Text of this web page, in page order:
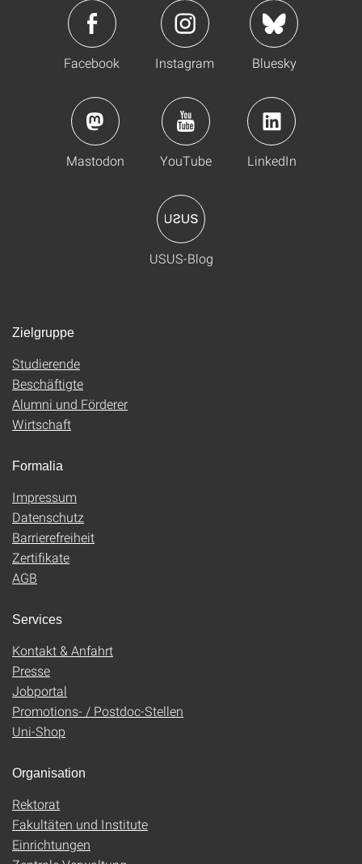
Facebook Instagram Bluesky
Mastodon YouTube LinkedIn
USUS-Blog
Zielgruppe
Studierende
Beschäftigte
Alumni und Förderer
Wirtschaft
Formalia
Impressum
Datenschutz
Barrierefreiheit
Zertifikate
AGB
Services
Kontakt & Anfahrt
Presse
Jobportal
Promotions- / Postdoc-Stellen
Uni-Shop
Organisation
Rektorat
Fakultäten und Institute
Einrichtungen